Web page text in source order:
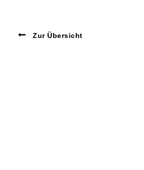
Zur Übersicht